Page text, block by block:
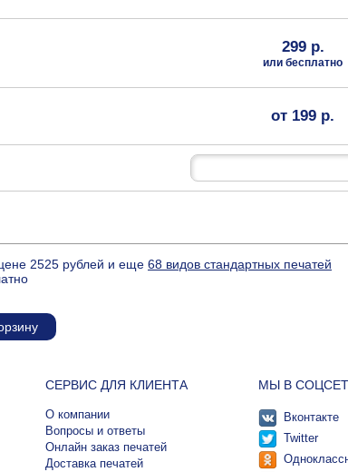
299 р.
или бесплатно
от 199 р.
2525 рублей и еще 68 видов стандартных печатей
СЕРВИС ДЛЯ КЛИЕНТА
О компании
Вопросы и ответы
Онлайн заказ печатей
Доставка печатей
МЫ В
Вконтакте
Twitter